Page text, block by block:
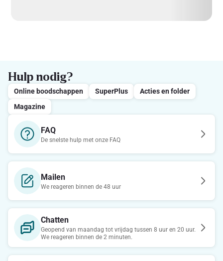
Hulp nodig?
Online boodschappen SuperPlus
Acties en folder
Magazine
FAQ
De snelste hulp met onze FAQ
Mailen
We reageren binnen de 48 uur
Chatten
Geopend van maandag tot vrijdag tussen 8 uur en 20 uur.
We reageren binnen de 2 minuten.